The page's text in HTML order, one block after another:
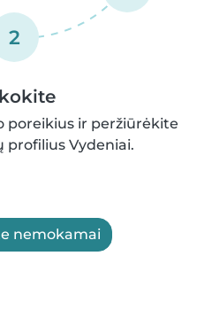
2
poreikius ir peržiūrėkite
profilius Vydeniai.
nemokamai